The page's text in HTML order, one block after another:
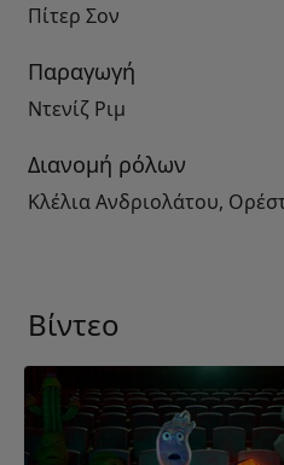
Πίτερ Σον
Παραγωγή
Ντενίζ Ριμ
Διανομή ρόλων
Κλέλια Ανδριολάτου,
Βίντεο